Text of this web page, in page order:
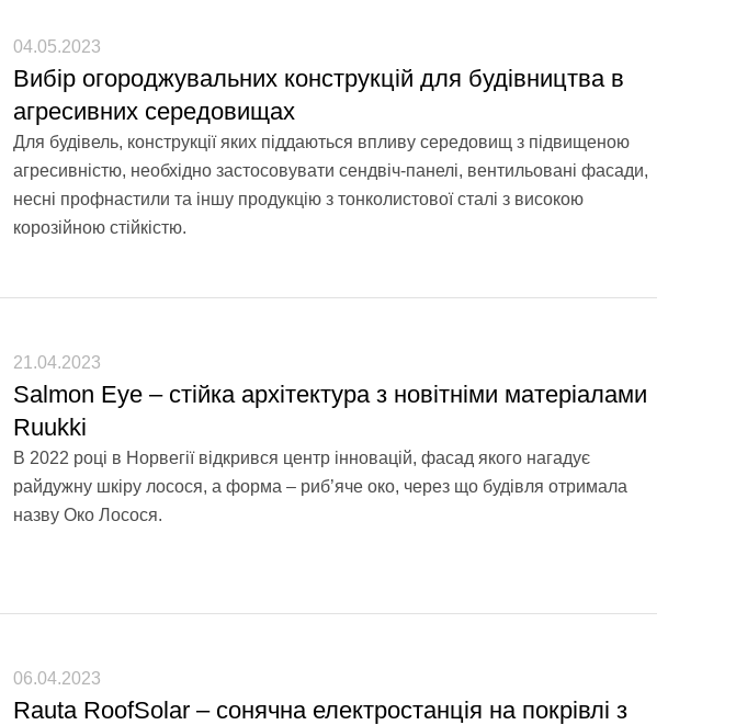
04.05.2023
Вибір огороджувальних конструкцій для будівництва в
агресивних середовищах
Для будівель, конструкції яких піддаються впливу середовищ з підвищеною
агресивністю, необхідно застосовувати сендвіч-панелі, вентильовані фасади,
несні профнастили та іншу продукцію з тонколистової сталі з високою
корозійною стійкістю.
21.04.2023
Salmon Eye – стійка архітектура з новітніми матеріалами
Ruukki
В 2022 році в Норвегії відкрився центр інновацій, фасад якого нагадує
райдужну шкіру лосося, а форма – риб’яче око, через що будівля отримала
назву Око Лосося.
06.04.2023
Rauta RoofSolar – сонячна електростанція на покрівлі з